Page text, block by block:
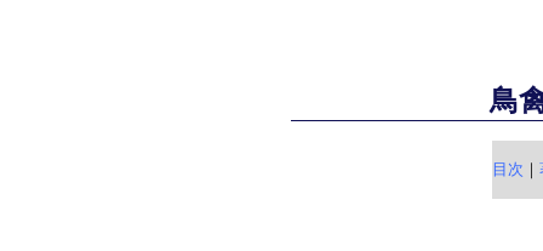
鳥
目次 ｜